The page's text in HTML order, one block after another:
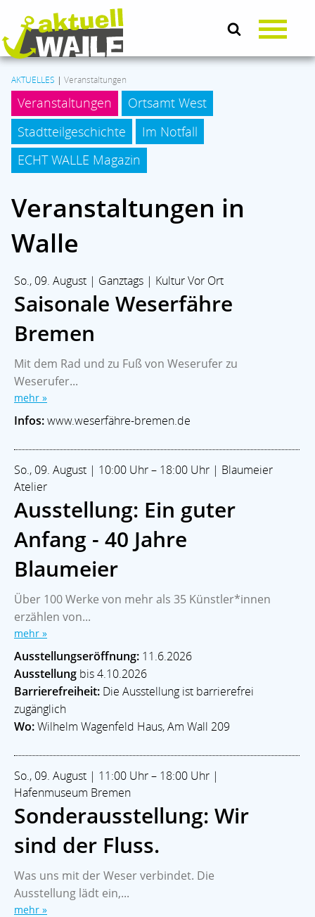
AKTUELLES
LEBEN & SOZIALES
KULTUR
KOMMUNALPOLITIK
BRANCHENMIX
AKTUELLES | Veranstaltungen
Veranstaltungen
Ortsamt West
Stadtteilgeschichte
Im Notfall
ECHT WALLE Magazin
Veranstaltungen in
Walle
So., 09. August | Ganztags | Kultur Vor Ort
Saisonale Weserfähre
Bremen
Mit dem Rad und zu Fuß von Weserufer zu
Weserufer...
mehr »
Infos:www.weserfähre-bremen.de
So., 09. August | 10:00 Uhr – 18:00 Uhr | Blaumeier
Atelier
Ausstellung: Ein guter
Anfang - 40 Jahre
Blaumeier
Über 100 Werke von mehr als 35 Künstler*innen
erzählen von...
mehr »
Ausstellungseröffnung: 11.6.2026
Ausstellung bis 4.10.2026
Barrierefreiheit: Die Ausstellung ist barrierefrei
zugänglich
Wo:Wilhelm Wagenfeld Haus, Am Wall 209
So., 09. August | 11:00 Uhr – 18:00 Uhr |
Hafenmuseum Bremen
Sonderausstellung: Wir
sind der Fluss.
Was uns mit der Weser verbindet. Die
Ausstellung lädt ein,...
mehr »